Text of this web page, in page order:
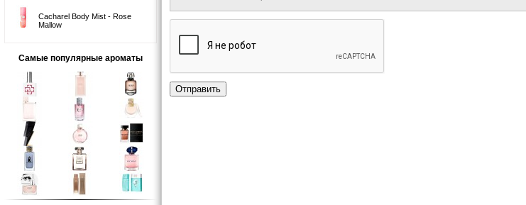
Cacharel Body Mist - Rose
Mallow
Самые популярные ароматы
Отправить